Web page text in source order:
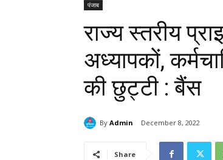
पंजाब
राज्य स्तरीय
अध्यापकों,
की छुट्टी : बैंस
By Admin December 8, 2022
Share